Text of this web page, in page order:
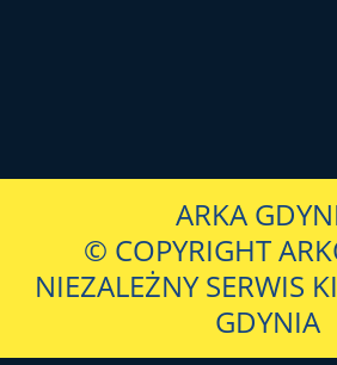
ARKA
© COPYRIGHT
NIEZALEŻNY SERWIS
GDYNIA